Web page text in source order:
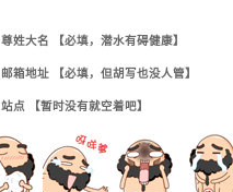
尊姓大名 【必填，潜水有碍健康】
邮箱地址 【必填，但胡写也没人管】
站点 【暂时没有就空着吧】